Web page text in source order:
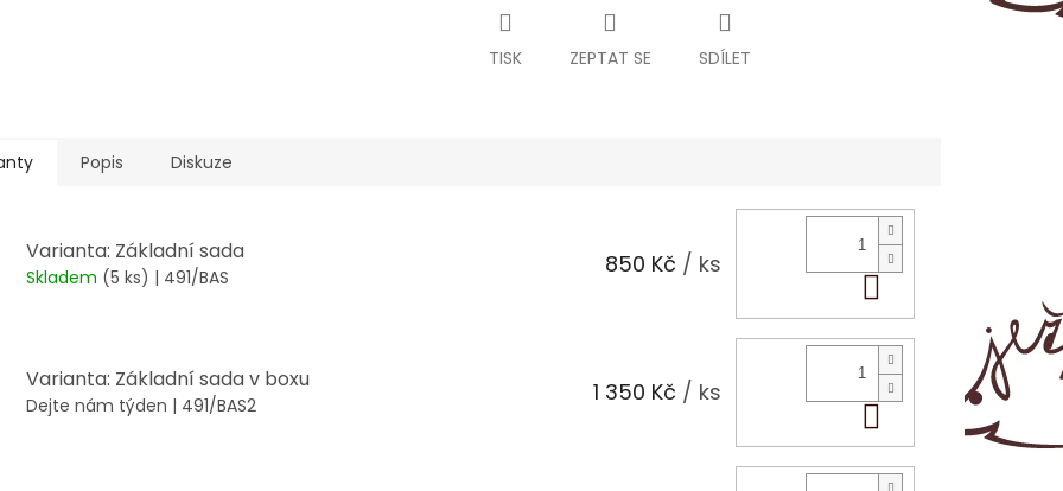
TISK ZEPTAT SE SDÍLET
Popis Diskuze
Varianta: Základní sada
Skladem (5 ks) | 491/BAS 850 Kč / ks
Varianta: Základní sada v boxu
Dejte nám týden | 491/BAS2 1 350 Kč / ks
Do košíku